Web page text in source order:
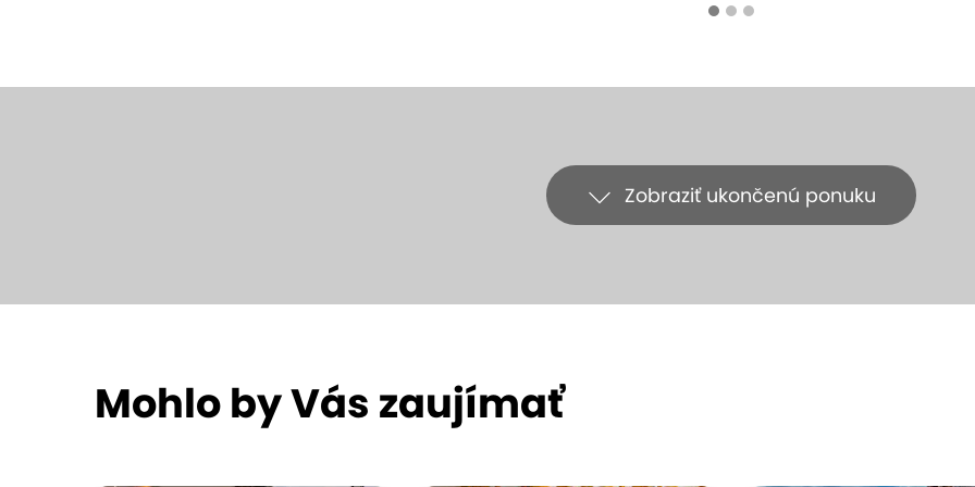
Zobraziť ukončenú ponuku
Mohlo by Vás zaujímať